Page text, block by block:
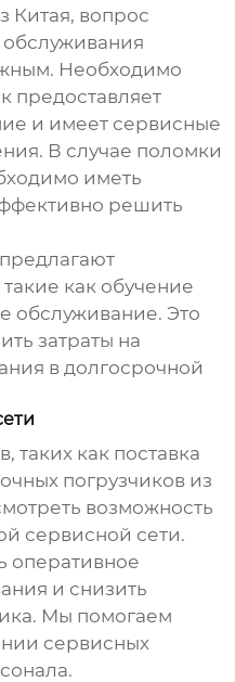
Китая, вопрос
обслуживания
Необходимо
предоставляет
и имеет сервисные
В случае поломки
иметь
решить
как обучение
обслуживание. Это
затраты на
в долгосрочной
таких как поставка
погрузчиков из
возможность
сервисной сети.
оперативное
и снизить
Мы помогаем
сервисных